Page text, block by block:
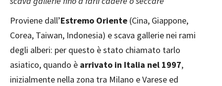
Proviene dall’Estremo Oriente (Cina, Giappone,
Corea, Taiwan, Indonesia) e scava gallerie nei rami
degli alberi: per questo è stato chiamato tarlo
asiatico, quando è arrivato in Italia nel 1997,
inizialmente nella zona tra Milano e Varese ed